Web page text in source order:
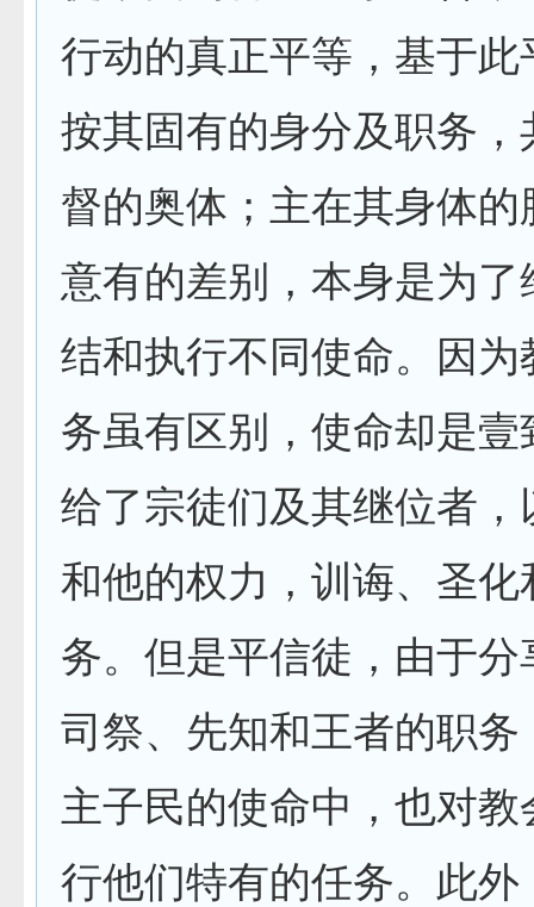
行动的真正平等，基于此
按其固有的身分及职务，
督的奥体；主在其身体的
意有的差别，本身是为了
结和执行不同使命。因为
务虽有区别，使命却是壹
给了宗徒们及其继位者，
和他的权力，训诲、圣化
务。但是平信徒，由于分
司祭、先知和王者的职务
主子民的使命中，也对教
行他们特有的任务。此外